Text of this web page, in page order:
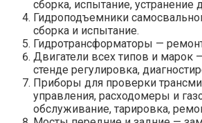
сборка, испытание, устранение
Гидроподъемники
сборка и испытание.
Гидротрансформаторы —
Двигатели всех типов и марок
стенде регулировка,
Приборы для проверки
управления, расходомеры и
обслуживание, тарировка,